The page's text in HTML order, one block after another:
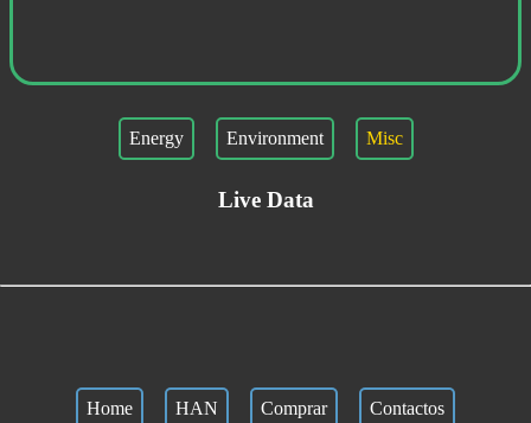
Energy Environment Misc
Live Data
Home HAN Comprar Contactos